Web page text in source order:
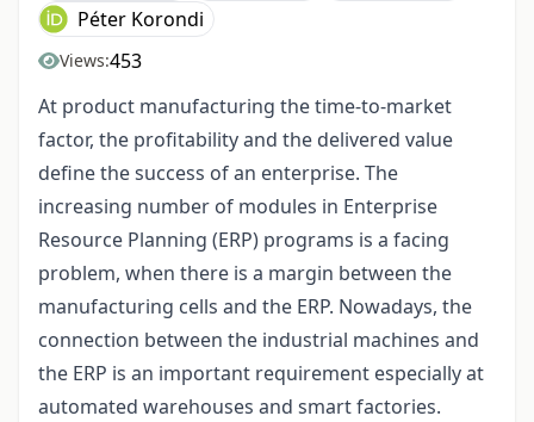
Péter Korondi
Views:453
At product manufacturing the time-to-market
factor, the profitability and the delivered value
define the success of an enterprise. The
increasing number of modules in Enterprise
Resource Planning (ERP) programs is a facing
problem, when there is a margin between the
manufacturing cells and the ERP. Nowadays, the
connection between the industrial machines and
the ERP is an important requirement especially at
automated warehouses and smart factories.